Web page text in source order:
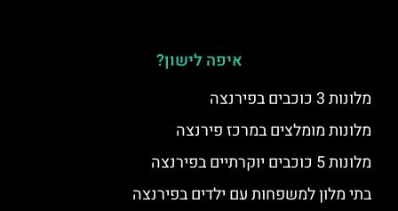
איפה לישון?
מלונות 3 כוכבים בפירנצה
מלונות מומלצים במרכז פירנצה
מלונות 5 כוכבים יוקרתיים בפירנצה
בתי מלון למשפחות עם ילדים בפירנצה